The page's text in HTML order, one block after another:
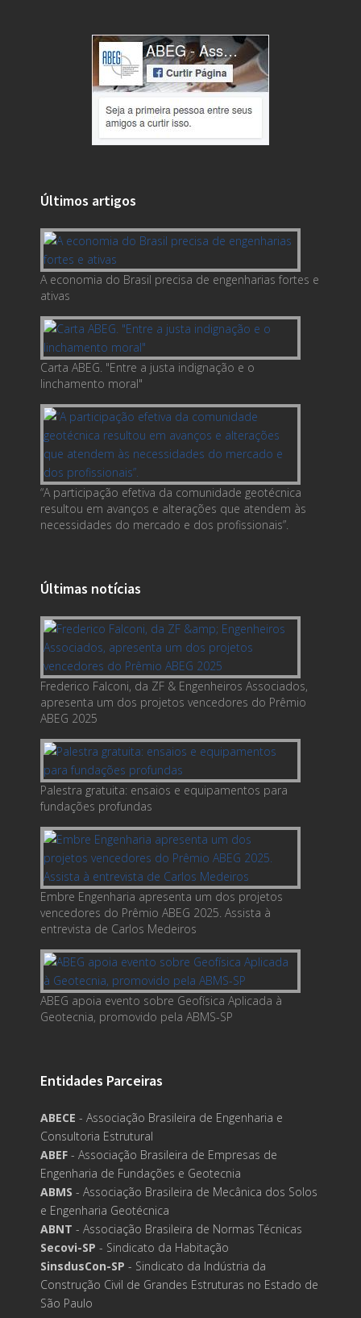
Últimos artigos
A economia do Brasil precisa de engenharias fortes e
ativas
Carta ABEG. "Entre a justa indignação e o
linchamento moral"
“A participação efetiva da comunidade geotécnica
resultou em avanços e alterações que atendem às
necessidades do mercado e dos profissionais”.
Últimas notícias
Frederico Falconi, da ZF & Engenheiros Associados,
apresenta um dos projetos vencedores do Prêmio
ABEG 2025
Palestra gratuita: ensaios e equipamentos para
fundações profundas
Embre Engenharia apresenta um dos projetos
vencedores do Prêmio ABEG 2025. Assista à
entrevista de Carlos Medeiros
ABEG apoia evento sobre Geofísica Aplicada à
Geotecnia, promovido pela ABMS-SP
Entidades Parceiras
ABECE - Associação Brasileira de Engenharia e
Consultoria Estrutural
ABEF - Associação Brasileira de Empresas de
Engenharia de Fundações e Geotecnia
ABMS - Associação Brasileira de Mecânica dos Solos
e Engenharia Geotécnica
ABNT - Associação Brasileira de Normas Técnicas
Secovi-SP - Sindicato da Habitação
SinsdusCon-SP - Sindicato da Indústria da
Construção Civil de Grandes Estruturas no Estado de
São Paulo